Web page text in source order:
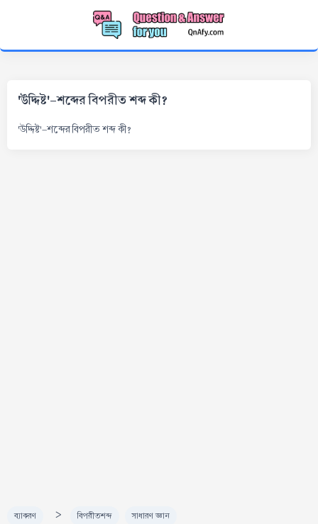
'উদ্দিষ্ট'-শব্দের বিপরীত শব্দ কী?
'উদ্দিষ্ট'-শব্দের বিপরীত শব্দ কী?
ব্যাকরণ > বিপরীতশব্দ সাধারণ জ্ঞান